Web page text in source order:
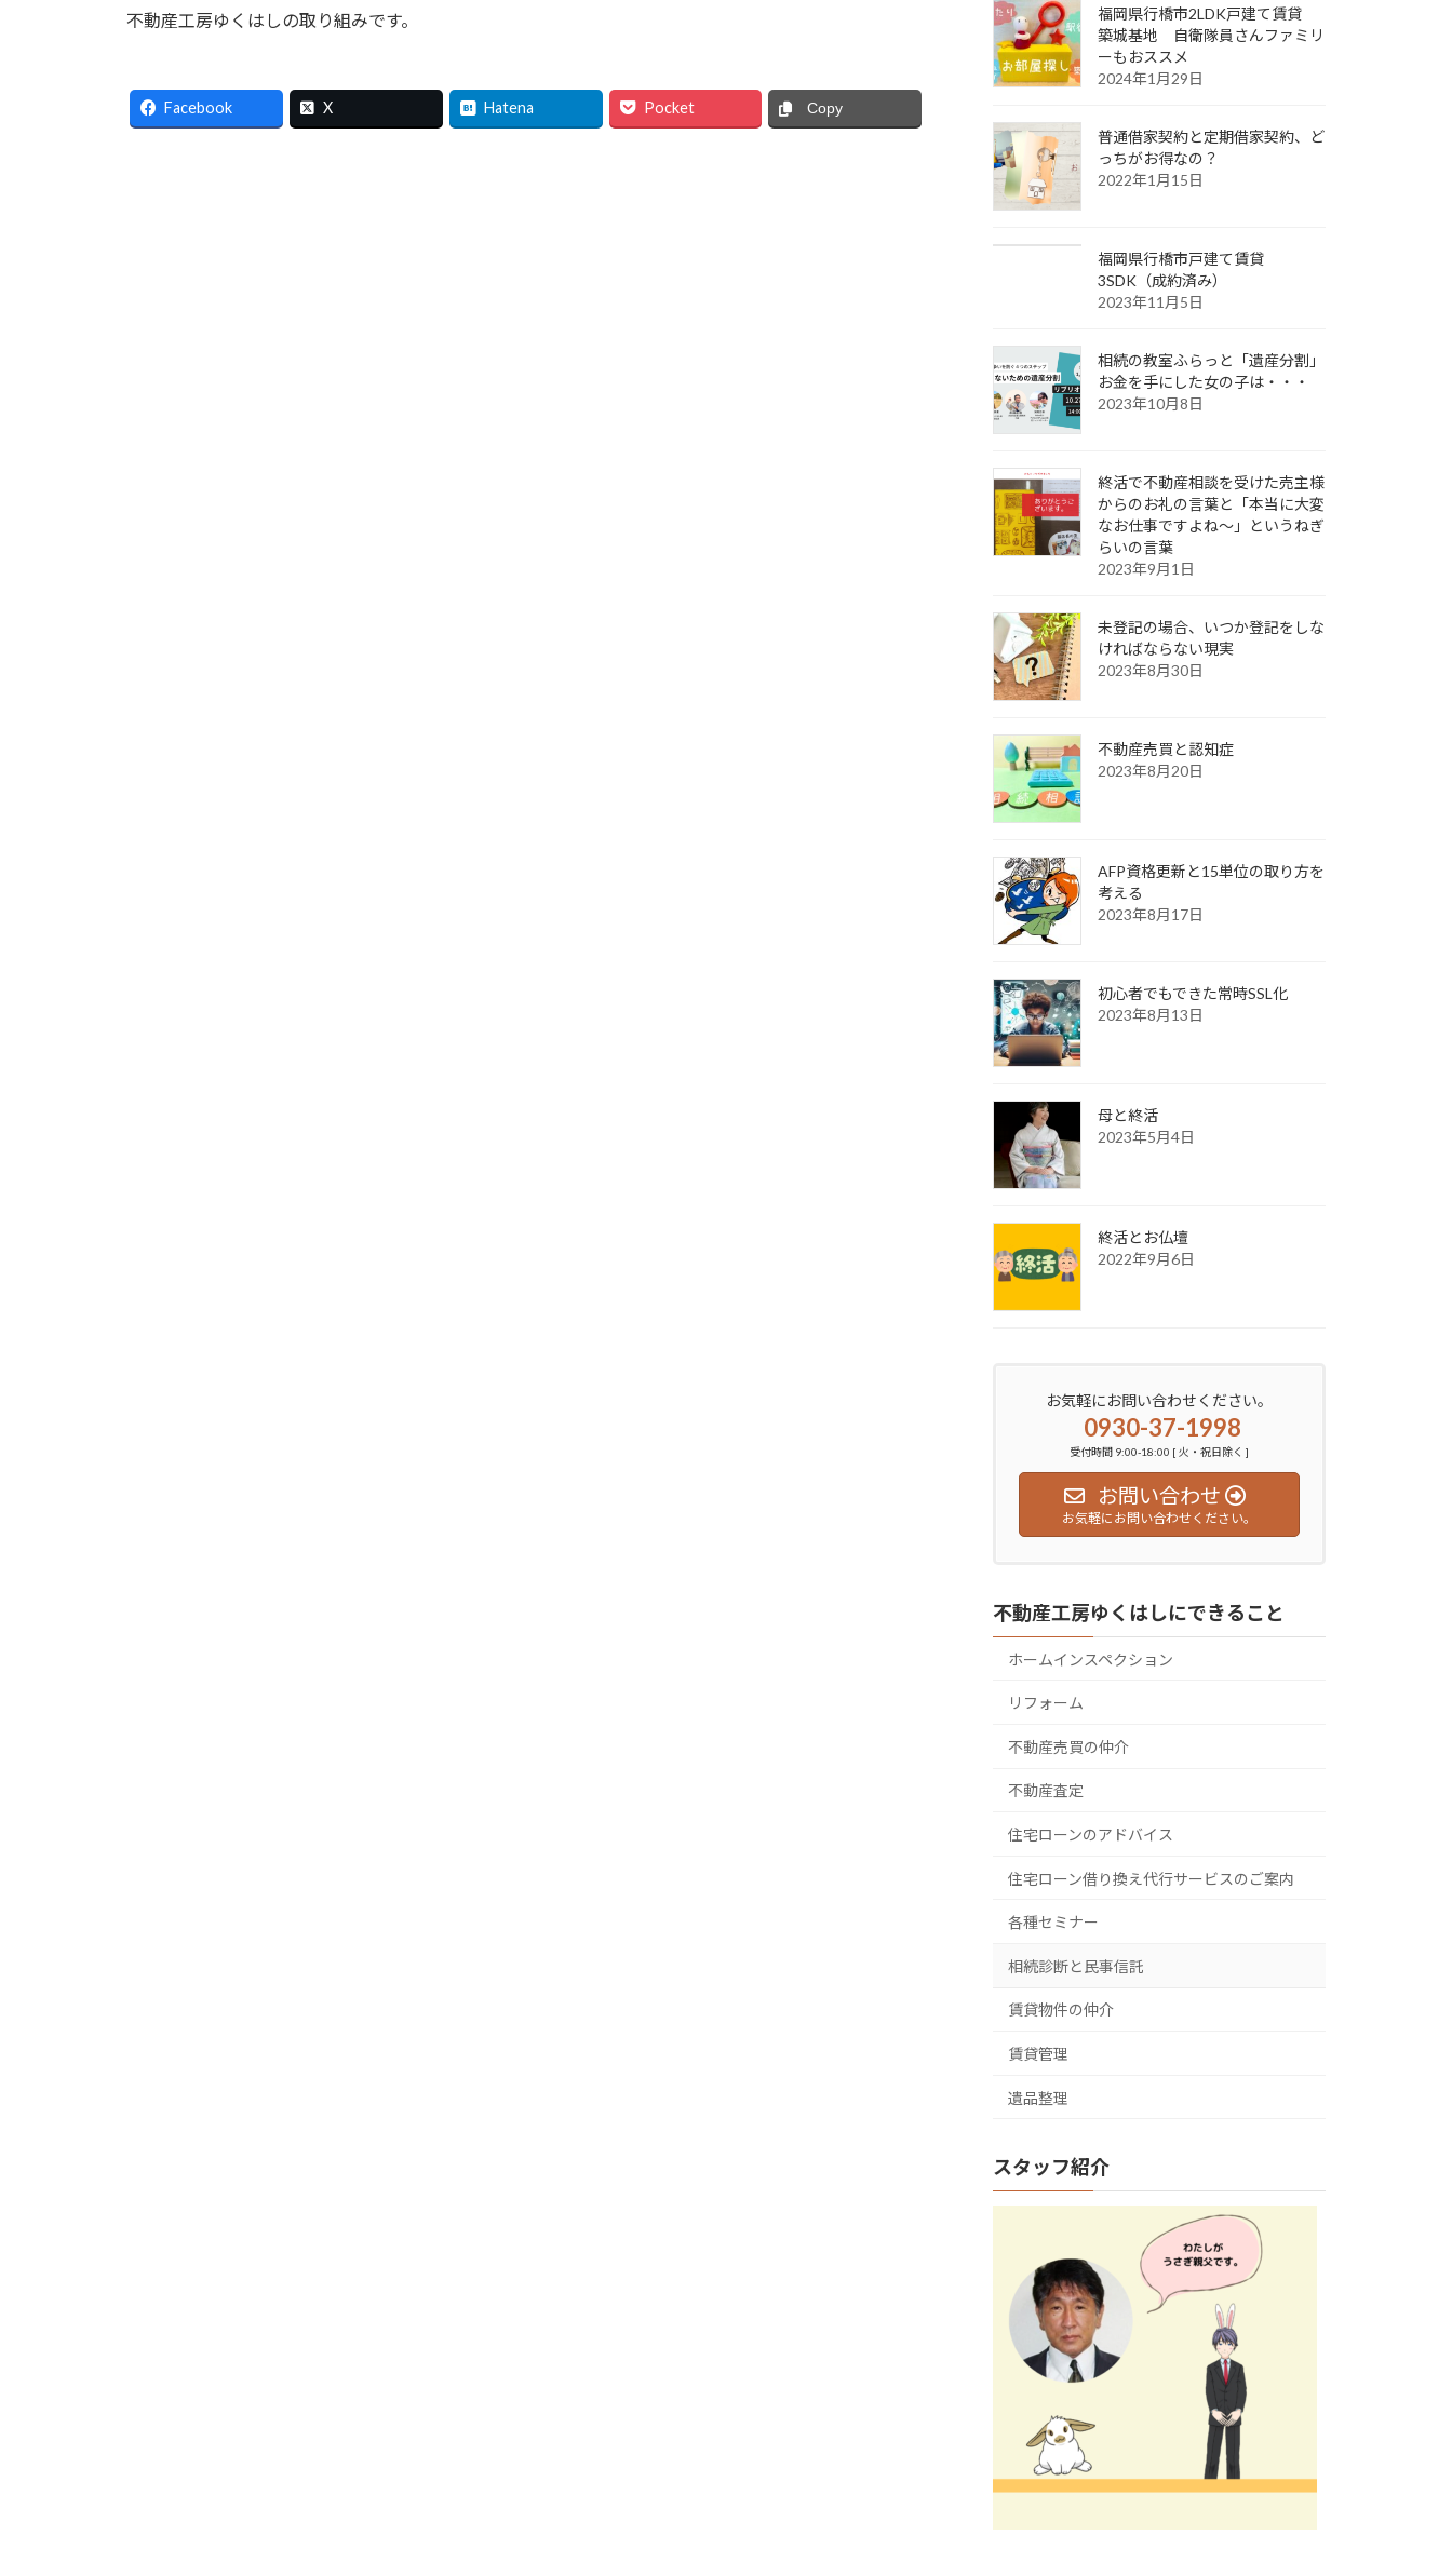
不動産工房ゆくはしの取り組みです。
Facebook X Hatena Pocket Copy
福岡県行橋市2LDK戸建て賃貸
築城基地 自衛隊員さんファミリ
ーもおススメ
2024年1月29日
普通借家契約と定期借家契約、ど
っちがお得なの？
2022年1月15日
福岡県行橋市戸建て賃貸
3SDK（成約済み）
2023年11月5日
相続の教室ふらっと「遺産分割」
お金を手にした女の子は・・・
2023年10月8日
終活で不動産相談を受けた売主様
からのお礼の言葉と「本当に大変
なお仕事ですよね～」というねぎ
らいの言葉
2023年9月1日
未登記の場合、いつか登記をしな
ければならない現実
2023年8月30日
不動産売買と認知症
2023年8月20日
AFP資格更新と15単位の取り方を
考える
2023年8月17日
初心者でもできた常時SSL化
2023年8月13日
母と終活
2023年5月4日
終活とお仏壇
2022年9月6日
お気軽にお問い合わせください。
0930-37-1998
受付時間 9:00-18:00 [ 火・祝日除く ]
お問い合わせ
お気軽にお問い合わせください。
不動産工房ゆくはしにできること
ホームインスペクション
リフォーム
不動産売買の仲介
不動産査定
住宅ローンのアドバイス
住宅ローン借り換え代行サービスのご案内
各種セミナー
相続診断と民事信託
賃貸物件の仲介
賃貸管理
遺品整理
スタッフ紹介